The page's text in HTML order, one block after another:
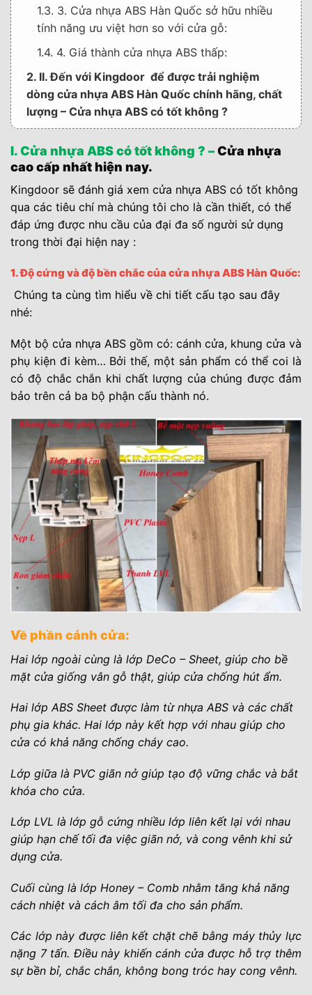
1.3. 3. Cửa nhựa ABS Hàn Quốc sở hữu nhiều
tính năng ưu việt hơn so với cửa gỗ:
1.4. 4. Giá thành cửa nhựa ABS thấp:
2. II. Đến với Kingdoor để được trải nghiệm
dòng cửa nhựa ABS Hàn Quốc chính hãng, chất
lượng – Cửa nhựa ABS có tốt không ?
báo giá các dòng cửa cao cấp khác của công ty
Kingdoor :
I. Cửa nhựa ABS có tốt không ? –Cửa nhựa
cao cấp nhất hiện nay.
Kingdoor sẽ đánh giá xem cửa nhựa ABS có tốt không
qua các tiêu chí mà chúng tôi cho là cần thiết, có thể
đáp ứng được nhu cầu của đại đa số người sử dụng
trong thời đại hiện nay :
1. Độ cứng và độ bền chắc của cửa nhựa ABS Hàn Quốc:
Chúng ta cùng tìm hiểu về chi tiết cấu tạo sau đây
nhé:
Một bộ cửa nhựa ABS gồm có: cánh cửa, khung cửa và
phụ kiện đi kèm… Bởi thế, một sản phẩm có thể coi là
có độ chắc chắn khi chất lượng của chúng được đảm
bảo trên cả ba bộ phận cấu thành nó.
Về phần cánh cửa:
Hai lớp ngoài cùng là lớp DeCo – Sheet, giúp cho bề
mặt cửa giống vân gỗ thật, giúp cửa chống hút ẩm.
Hai lớp ABS Sheet được làm từ nhựa ABS và các chất
phụ gia khác. Hai lớp này kết hợp với nhau giúp cho
cửa có khả năng chống cháy cao.
Lớp giữa là PVC giãn nở giúp tạo độ vững chắc và bắt
khóa cho cửa.
Lớp LVL là lớp gỗ cứng nhiều lớp liên kết lại với nhau
giúp hạn chế tối đa việc giãn nở, và cong vênh khi sử
dụng cửa.
Cuối cùng là lớp Honey – Comb nhằm tăng khả năng
cách nhiệt và cách âm tối đa cho sản phẩm.
Các lớp này được liên kết chặt chẽ bằng máy thủy lực
nặng 7 tấn. Điều này khiến cánh cửa được hỗ trợ thêm
sự bền bỉ, chắc chắn, không bong tróc hay cong vênh.